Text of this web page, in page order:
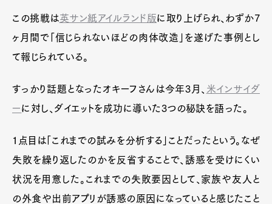
この挑戦は英サン紙アイルランド版に取り上げられ、わずか7
ヶ月間で「信じられないほどの肉体改造」を遂げた事例とし
て報じられている。
すっかり話題となったオキーフさんは今年3月、 米インサイダ
ーに対し、ダイエットを成功に導いた3つの秘訣を語った。
1点目は「これまでの試みを分析する」ことだったという。なぜ
失敗を繰り返したのかを反省することで、誘惑を受けにくい
状況を用意した。これまでの失敗要因として、家族や友人と
の外食や出前アプリが誘惑の原因になっていると感じたこと